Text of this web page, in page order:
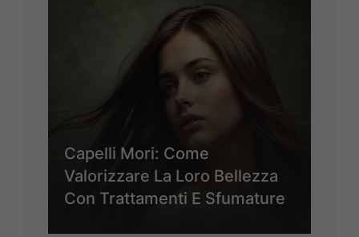
Capelli Mori: Come
Valorizzare La Loro Bellezza
Con Trattamenti E Sfumature